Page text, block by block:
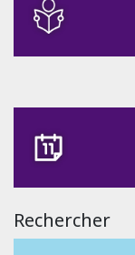
Rechercher